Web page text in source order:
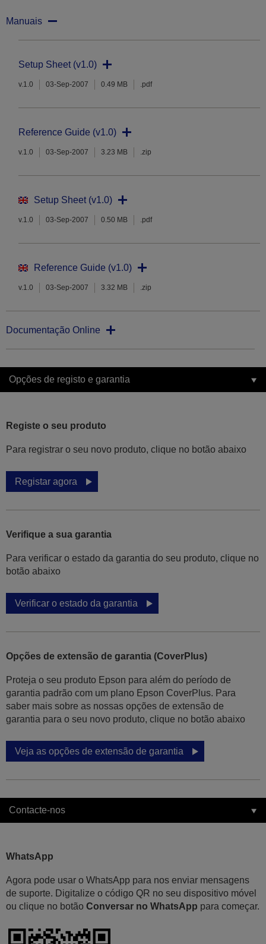
Manuais
Setup Sheet (v1.0)
v.1.0 03-Sep-2007 0.49 MB .pdf
Reference Guide (v1.0)
v.1.0 03-Sep-2007 3.23 MB .zip
Setup Sheet (v1.0)
v.1.0 03-Sep-2007 0.50 MB .pdf
Reference Guide (v1.0)
v.1.0 03-Sep-2007 3.32 MB .zip
Documentação Online
Opções de registo e garantia
Registe o seu produto
Para registrar o seu novo produto, clique no botão abaixo
Registar agora
Verifique a sua garantia
Para verificar o estado da garantia do seu produto, clique no
botão abaixo
Verificar o estado da garantia
Opções de extensão de garantia (CoverPlus)
Proteja o seu produto Epson para além do período de
garantia padrão com um plano Epson CoverPlus. Para
saber mais sobre as nossas opções de extensão de
garantia para o seu novo produto, clique no botão abaixo
Veja as opções de extensão de garantia
Contacte-nos
WhatsApp
Agora pode usar o WhatsApp para nos enviar mensagens
de suporte. Digitalize o código QR no seu dispositivo móvel
ou clique no botão Conversar no WhatsApp para começar.